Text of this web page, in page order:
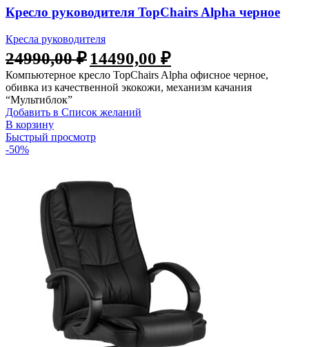
Кресло руководителя TopChairs Alpha черное
Кресла руководителя
24990,00₽ Первоначальная
цена
составляла
24990,00 ₽.
14490,00 ₽Текущая
цена:
14490,00 ₽.
Компьютерное кресло TopChairs Alpha офисное черное,
обивка из качественной экокожи, механизм качания
“Мультиблок”
Добавить в Список желаний
В корзину
Быстрый просмотр
-50%